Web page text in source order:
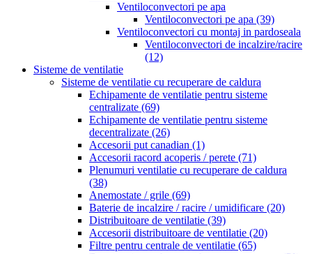
Ventiloconvectori pe apa
Ventiloconvectori pe apa (39)
Ventiloconvectori cu montaj in pardoseala
Ventiloconvectori de incalzire/racire
(12)
Sisteme de ventilatie
Sisteme de ventilatie cu recuperare de caldura
Echipamente de ventilatie pentru sisteme
centralizate (69)
Echipamente de ventilatie pentru sisteme
decentralizate (26)
Accesorii put canadian (1)
Accesorii racord acoperis / perete (71)
Plenumuri ventilatie cu recuperare de caldura
(38)
Anemostate / grile (69)
Baterie de incalzire / racire / umidificare (20)
Distribuitoare de ventilatie (39)
Accesorii distribuitoare de ventilatie (20)
Filtre pentru centrale de ventilatie (65)